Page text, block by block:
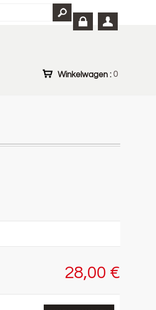
Winkelwagen : 0
28,00 €